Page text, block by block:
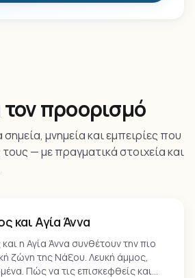
τον προορισμό
μνημεία και εμπειρίες που
— με πραγματικά στοιχεία και
και Αγία Άννα
η Αγία Άννα συνθέτουν την πιο
ζώνη της Νάξου. Λευκή άμμος,
Πώς να τις επισκεφθείς και